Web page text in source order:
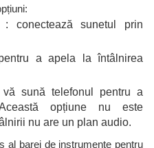
: conectează sunetul prin
a apela la întâlnirea
sună telefonul pentru a
opțiune nu este
nu are un plan audio.
al barei de instrumente pentru